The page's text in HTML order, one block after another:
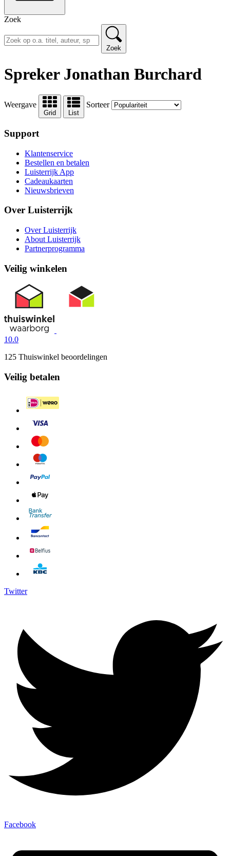
Zoek
Zoek
Spreker Jonathan Burchard
Weergave
Grid List
Sorteer
Support
Klantenservice
Bestellen en betalen
Luisterrijk App
Cadeaukaarten
Nieuwsbrieven
Over Luisterrijk
Over Luisterrijk
About Luisterrijk
Partnerprogramma
Veilig winkelen
10.0
125 Thuiswinkel beoordelingen
Veilig betalen
Twitter
Facebook